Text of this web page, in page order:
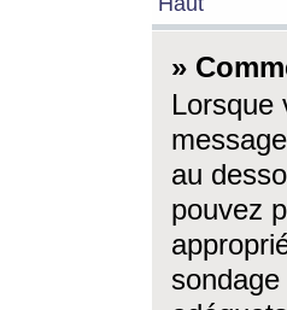
»
Lorsque
au
pouvez